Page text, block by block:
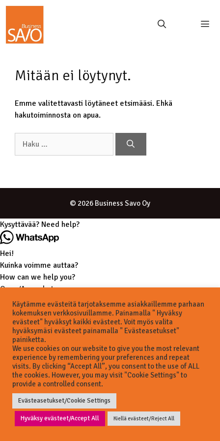
Mitään ei löytynyt.
Emme valitettavasti löytäneet etsimääsi. Ehkä
hakutoiminnosta on apua.
© 2026 Business Savo Oy
Käytämme evästeitä tarjotaksemme asiakkaillemme parhaan
kokemuksen verkkosivuillamme. Painamalla " Hyväksy
evästeet" hyväksyt kaikki evästeet. Voit myös valita
hyväksymäsi evästeet painamalla " Evästeasetukset"
painiketta.
We use cookies on our website to give you the most relevant
experience by remembering your preferences and repeat
visits. By clicking “Accept All”, you consent to the use of ALL
the cookies. However, you may visit "Cookie Settings" to
provide a controlled consent.
Evästeasetukset/Cookie Settings
Hyväksy evästeet/Accept All Kiellä evästeet/Reject All
Kysyttävää? Need help?
Hei!
Kuinka voimme auttaa?
How can we help you?
Open/Avaa chat